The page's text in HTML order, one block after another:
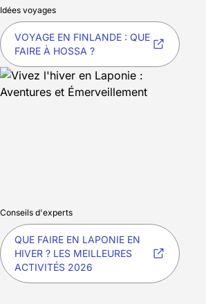
Idées voyages
VOYAGE EN FINLANDE : QUE
FAIRE À HOSSA ?
Conseils d'experts
QUE FAIRE EN LAPONIE EN
HIVER ? LES MEILLEURES
ACTIVITÉS 2026